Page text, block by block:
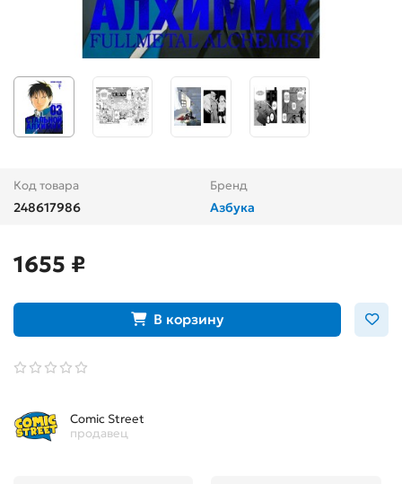
Код товара
248617986
Бренд
Азбука
1655 ₽
В корзину
Comic Street
продавец